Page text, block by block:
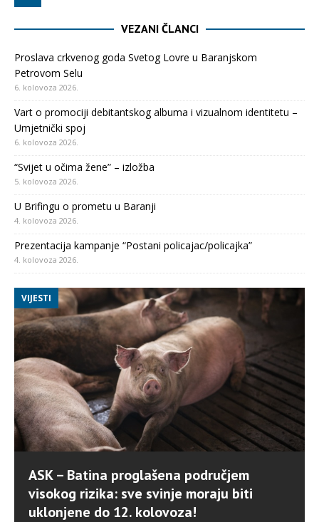
VEZANI ČLANCI
Proslava crkvenog goda Svetog Lovre u Baranjskom
Petrovom Selu
6. kolovoza 2026.
Vart o promociji debitantskog albuma i vizualnom identitetu –
Umjetnički spoj
6. kolovoza 2026.
“Svijet u očima žene” – izložba
5. kolovoza 2026.
U Brifingu o prometu u Baranji
4. kolovoza 2026.
Prezentacija kampanje “Postani policajac/policajka”
4. kolovoza 2026.
VIJESTI
ASK – Batina proglašena područjem
visokog rizika: sve svinje moraju biti
uklonjene do 12. kolovoza!